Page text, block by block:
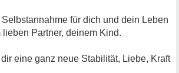
für dich und dein Leben
Partner, deinem Kind.
eine ganz neue Stabilität, Liebe, Kraft